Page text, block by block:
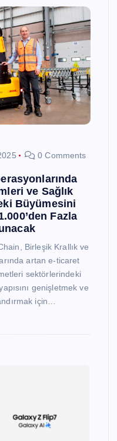
0 Comments
ve Sağlık
Büyümesini
Fazla
Birleşik Krallık ve
artan e-ticaret
sektörlerindeki
genişletmek ve
için…